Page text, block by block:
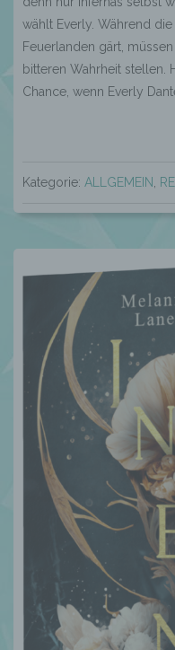
wählt Everly. Während
Feuerlanden gärt,
bitteren Wahrheit stellen.
Chance, wenn Everly
Kategorie: ALLGEMEIN,